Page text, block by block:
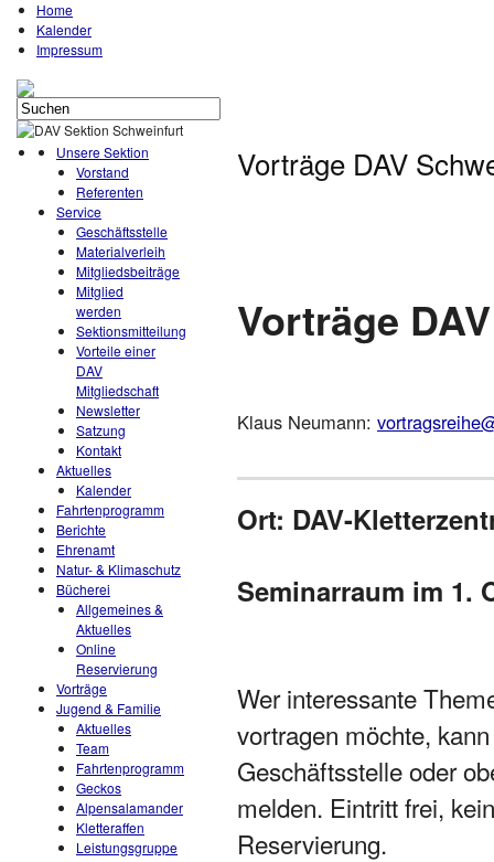
Home
Kalender
Impressum
Unsere Sektion
Vorstand
Referenten
Service
Geschäftsstelle
Materialverleih
Mitgliedsbeiträge
Mitglied
werden
Sektionsmitteilung
Vorteile einer
DAV
Mitgliedschaft
Newsletter
Satzung
Kontakt
Aktuelles
Kalender
Fahrtenprogramm
Berichte
Ehrenamt
Natur- & Klimaschutz
Bücherei
Allgemeines &
Aktuelles
Online
Reservierung
Vorträge
Jugend & Familie
Aktuelles
Team
Fahrtenprogramm
Geckos
Alpensalamander
Kletteraffen
Leistungsgruppe
Vorträge DAV
Vorträge
Klaus Neumann:
Ort: DAV-
Seminarraum im 1.
Wer interessante
vortragen möchte,
Geschäftsstelle oder
melden. Eintritt frei,
Reservierung.